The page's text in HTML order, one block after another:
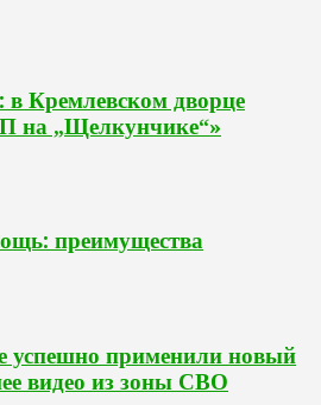
в Кремлевском дворце
на „Щелкунчике“»
преимущества
успешно применили новый
видео из зоны СВО